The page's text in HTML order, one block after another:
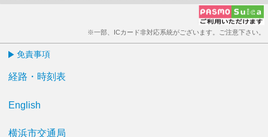
※一部、ICカード非対応系統がございます。ご注意下さい。
免責事項
経路・時刻表
English
横浜市交通局